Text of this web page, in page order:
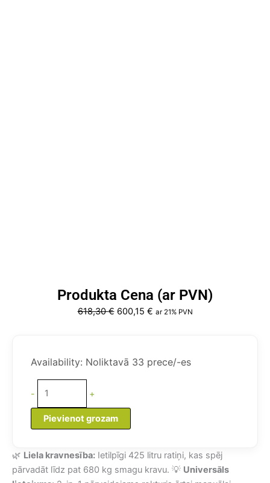
Produkta Cena (ar PVN)
618,30€ Original
600,15 €Current
ar 21% PVN
Availability: Noliktavā 33 prece/-es
-
Ratiņi
(Pašizgāzēji),
680
kg
daudzums
+
Pievienot grozam
🌿 Liela kravnesība: Ietilpīgi 425 litru ratiņi, kas spēj
pārvadāt līdz pat 680 kg smagu kravu. 💡 Universāls